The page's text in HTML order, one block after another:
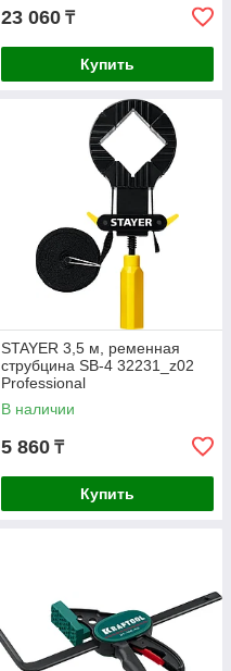
23 060 ₸
Купить
STAYER 3,5 м, ременная
струбцина SB-4 32231_z02
Professional
В наличии
5 860 ₸
Купить